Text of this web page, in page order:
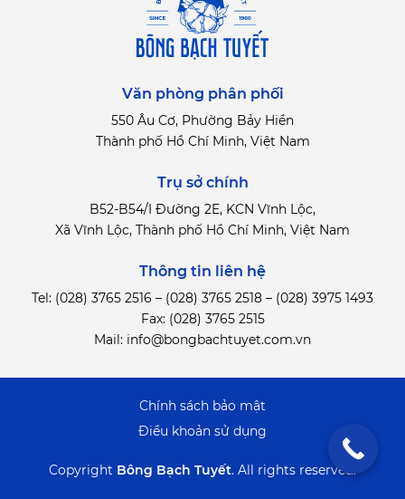
Văn phòng phân phối
550 Âu Cơ, Phường Bảy Hiền
Thành phố Hồ Chí Minh, Việt Nam
Trụ sở chính
B52-B54/I Đường 2E, KCN Vĩnh Lộc,
Xã Vĩnh Lộc, Thành phố Hồ Chí Minh, Việt Nam
Thông tin liên hệ
Tel: (028) 3765 2516 – (028) 3765 2518 – (028) 3975 1493
Fax: (028) 3765 2515
Mail: info@bongbachtuyet.com.vn
Copyright Bông Bạch Tuyết. All rights reserved.
Điểu khoản sử dụng
Chính sách bảo mật